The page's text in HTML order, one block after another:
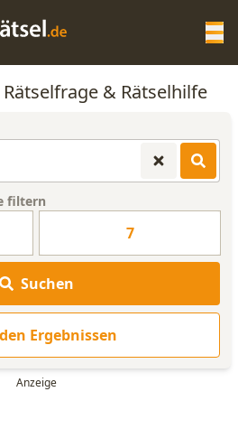
HILFE
WORTLISTE
& Rätselhilfe
filtern
7
Suchen
Ergebnissen